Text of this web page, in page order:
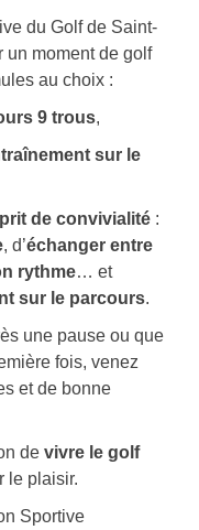
du Golf de Saint-
un moment de golf
au choix :
9 trous,
sur le
de convivialité :
, d’échanger entre
rythme… et
sur le parcours.
une pause ou que
fois, venez
et de bonne
de vivre le golf
le plaisir.
Sportive